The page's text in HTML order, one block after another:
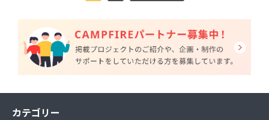
カテゴリー